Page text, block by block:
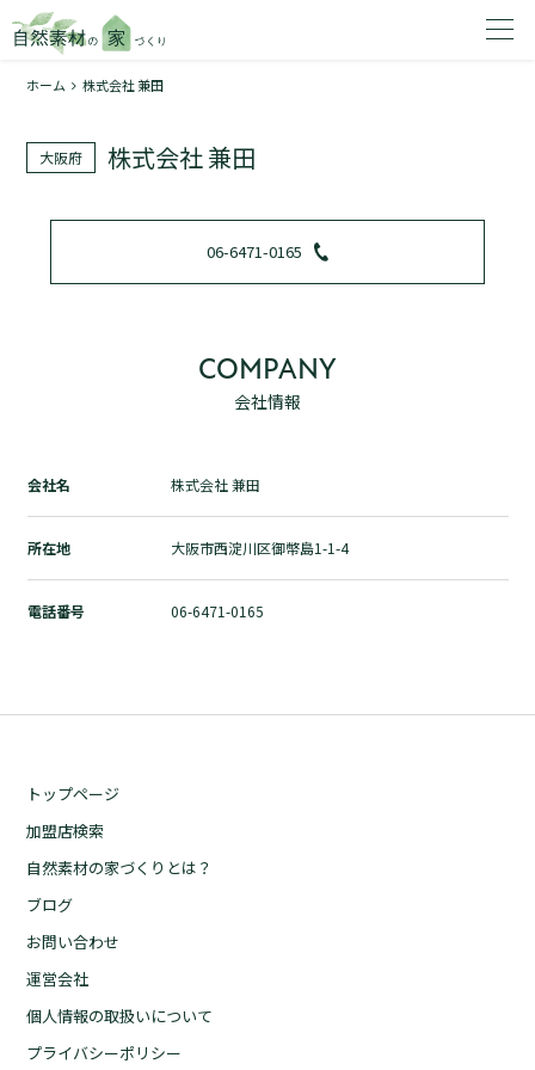
1
トップページ
加盟店検索
自然素材の家づくりとは？
ホーム 株式会社 兼田
大阪府 株式会社 兼田
06-6471-0165
COMPANY
会社情報
会社名 株式会社 兼田
所在地 大阪市西淀川区御幣島1-1-4
電話番号 06-6471-0165
トップページ
加盟店検索
自然素材の家づくりとは？
ブログ
お問い合わせ
運営会社
個人情報の取扱いについて
プライバシーポリシー